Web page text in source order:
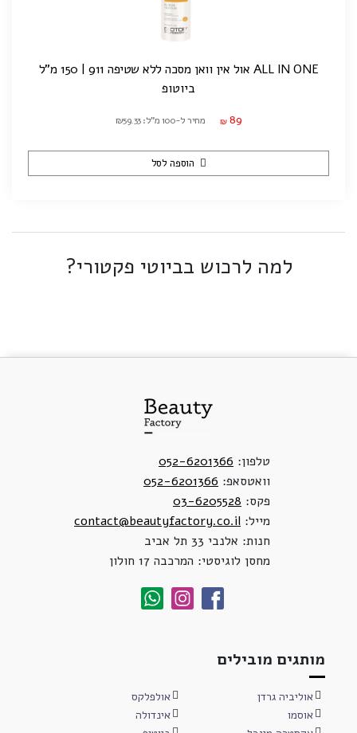
ALL IN ONE אול אין וואן מסכה ללא שטיפה 911 | 150 מ"ל
ביוטופ
₪ 89 מחיר ל-100 מ"ל: ₪59.33
הוספה לסל
למה לרכוש בביוטי פקטורי?
טלפון: 052-6201366
וואטסאפ: 052-6201366
פקס: 03-6205528
מייל: contact@beautyfactory.co.il
חנות: אלנבי 33 תל אביב
מחסן לוגיסטי: המרכבה 17 חולון
מותגים מובילים
אוליביה גרדן
אולפלקס
אוסמו
אינדולה